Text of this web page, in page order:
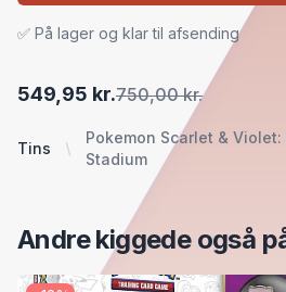
Tins
Pokemon Scarlet &
Stadium
549,95 kr.750,00 kr.
✅ På lager og klar til afsending
Andre kiggede også